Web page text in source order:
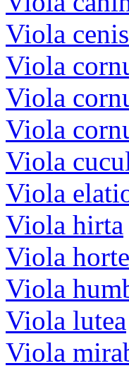
Viola
Viola
Viola
Viola
Viola
Viola
Viola hirta
Viola
Viola
Viola lutea
Viola